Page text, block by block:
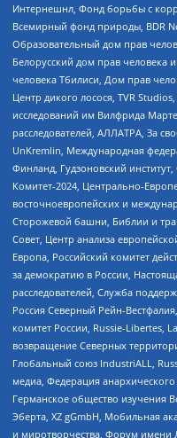
Интернешнл, Фонд борьбы с
Всемирный фонд природы, BDR
Образовательный дом прав
Белорусский дом прав человека
человека Тбилиси, Дом прав
Центр дикого лосося, TVR
исследований им Вилфрида
расследователей, АЛЛАТРА, За
UnKremlin, Международная
Финланд, Гудзоновский
Комитет-2024, Центрально-
восточноевропейских и
Сторожевой башни, Библии и
Совет, Центр анализа
Европа, Российский комитет
за демократию в России,
расследователей, Служба
Россия Северный Рейн-
комитет России, Russie-Libertes,
возвращение Северных
Глобальный союз IndustriALL,
медиа, Федерация
Германское общество
Эберта, XZ gGmbH, Мобильная
и миротворчества, Форум имени